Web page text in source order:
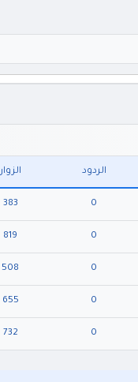
الردود الزوار
0
383
0
819
0
508
0
655
0
732